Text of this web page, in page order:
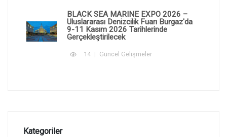
BLACK SEA MARINE EXPO 2026 –
Uluslararası Denizcilik Fuarı Burgaz'da
9-11 Kasım 2026 Tarihlerinde
Gerçekleştirilecek
14 Güncel Gelişmeler
Kategoriler